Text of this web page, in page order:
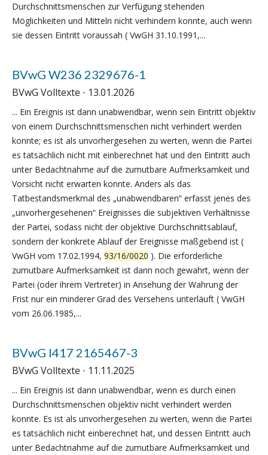
Durchschnittsmenschen zur Verfügung stehenden
Möglichkeiten und Mitteln nicht verhindern konnte, auch wenn
sie dessen Eintritt voraussah ( VwGH 31.10.1991,...
BVwG W236 2329676-1
BVwG Volltexte 13.01.2026
... Ein Ereignis ist dann unabwendbar, wenn sein Eintritt objektiv
von einem Durchschnittsmenschen nicht verhindert werden
konnte; es ist als unvorhergesehen zu werten, wenn die Partei
es tatsächlich nicht mit einberechnet hat und den Eintritt auch
unter Bedachtnahme auf die zumutbare Aufmerksamkeit und
Vorsicht nicht erwarten konnte. Anders als das
Tatbestandsmerkmal des „unabwendbaren“ erfasst jenes des
„unvorhergesehenen“ Ereignisses die subjektiven Verhältnisse
der Partei, sodass nicht der objektive Durchschnittsablauf,
sondern der konkrete Ablauf der Ereignisse maßgebend ist (
VwGH vom 17.02.1994, 93/16/0020 ). Die erforderliche
zumutbare Aufmerksamkeit ist dann noch gewahrt, wenn der
Partei (oder ihrem Vertreter) in Ansehung der Wahrung der
Frist nur ein minderer Grad des Versehens unterläuft ( VwGH
vom 26.06.1985,...
BVwG I417 2165467-3
BVwG Volltexte 11.11.2025
... Ein Ereignis ist dann unabwendbar, wenn es durch einen
Durchschnittsmenschen objektiv nicht verhindert werden
konnte. Es ist als unvorhergesehen zu werten, wenn die Partei
es tatsächlich nicht einberechnet hat, und dessen Eintritt auch
unter Bedachtnahme auf die zumutbare Aufmerksamkeit und